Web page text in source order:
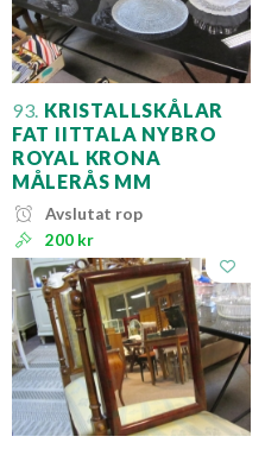
93. KRISTALLSKÅLAR
FAT IITTALA NYBRO
ROYAL KRONA
MÅLERÅS MM
Avslutat rop
200 kr